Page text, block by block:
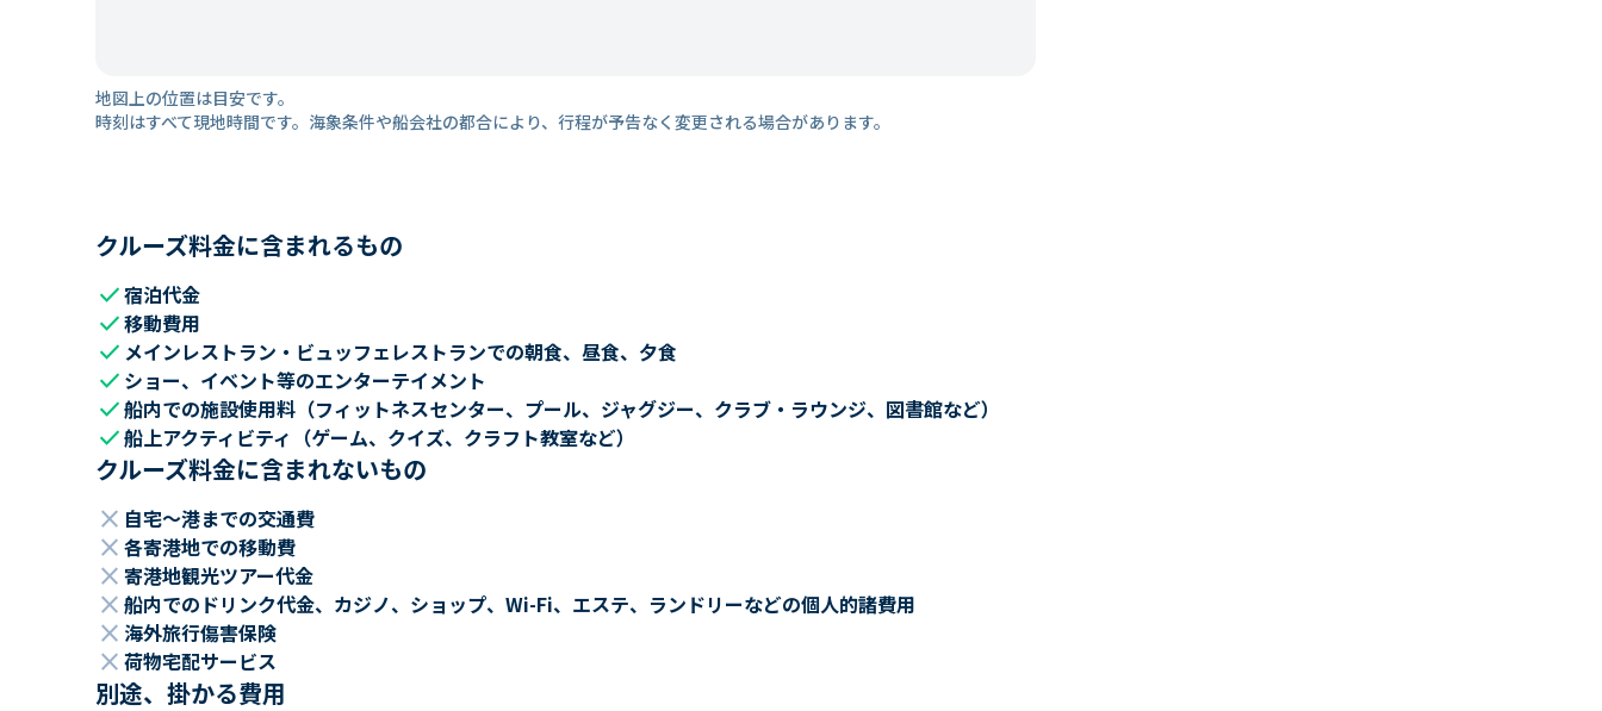
地図上の位置は目安です。
時刻はすべて現地時間です。海象条件や船会社の都合により、行程が予告なく変更される場合があります。
クルーズ料金に含まれるもの
check宿泊代金
check移動費用
check メインレストラン・ビュッフェレストランでの朝食、昼食、夕食
check ショー、イベント等のエンターテイメント
check船内での施設使用料（フィットネスセンター、プール、ジャグジー、クラブ・ラウンジ、図書館など）
check船上アクティビティ（ゲーム、クイズ、クラフト教室など）
クルーズ料金に含まれないもの
close 自宅～港までの交通費
close 各寄港地での移動費
close 寄港地観光ツアー代金
close 船内でのドリンク代金、カジノ、ショップ、Wi-Fi、エステ、ランドリーなどの個人的諸費用
close 海外旅行傷害保険
close 荷物宅配サービス
別途、掛かる費用